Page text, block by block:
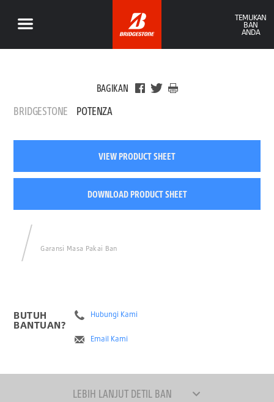
TEMUKAN
BAN
ANDA
BAGIKAN
BRIDGESTONE POTENZA
VIEW PRODUCT SHEET
DOWNLOAD PRODUCT SHEET
Garansi Masa Pakai Ban
BUTUH
BANTUAN?
Hubungi Kami
Email Kami
LEBIH LANJUT DETIL BAN